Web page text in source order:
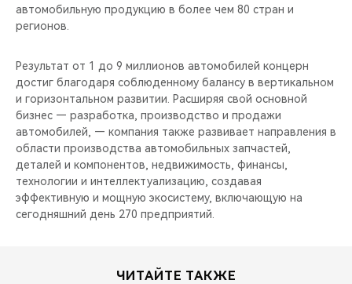
автомобильную продукцию в более чем 80 стран и
регионов.
Результат от 1 до 9 миллионов автомобилей концерн
достиг благодаря соблюденному балансу в вертикальном
и горизонтальном развитии. Расширяя свой основной
бизнес — разработка, производство и продажи
автомобилей, — компания также развивает направления в
области производства автомобильных запчастей,
деталей и компонентов, недвижимость, финансы,
технологии и интеллектуализацию, создавая
эффективную и мощную экосистему, включающую на
сегодняшний день 270 предприятий.
ЧИТАЙТЕ ТАКЖЕ